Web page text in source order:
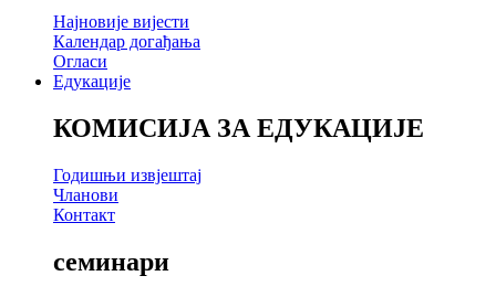
Најновије вијести
Календар догађања
Огласи
Едукације
КОМИСИЈА ЗА ЕДУКАЦИЈЕ
Годишњи извјештај
Чланови
Контакт
семинари